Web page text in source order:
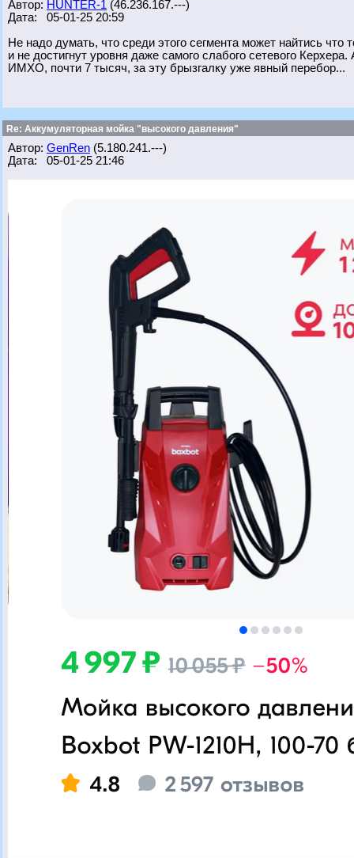
Автор: HUNTER-1 (46.236.167.---)
Дата: 05-01-25 20:59
Не надо думать, что среди этого сегмента может найтись
и не достигнут уровня даже самого слабого сетевого
ИМХО, почти 7 тысяч, за эту брызгалку уже явный перебор...
Re: Аккумуляторная мойка "высокого давления"
Автор: GenRen (5.180.241.---)
Дата: 05-01-25 21:46